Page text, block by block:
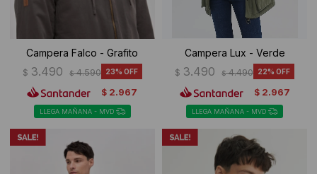
Campera Falco - Grafito
$ 3.490 $ 4.590 23
$ 2.967
LLEGA MAÑANA - MVD
Campera Lux - Verde
$ 3.490 $ 4.490 22
$ 2.967
LLEGA MAÑANA - MVD